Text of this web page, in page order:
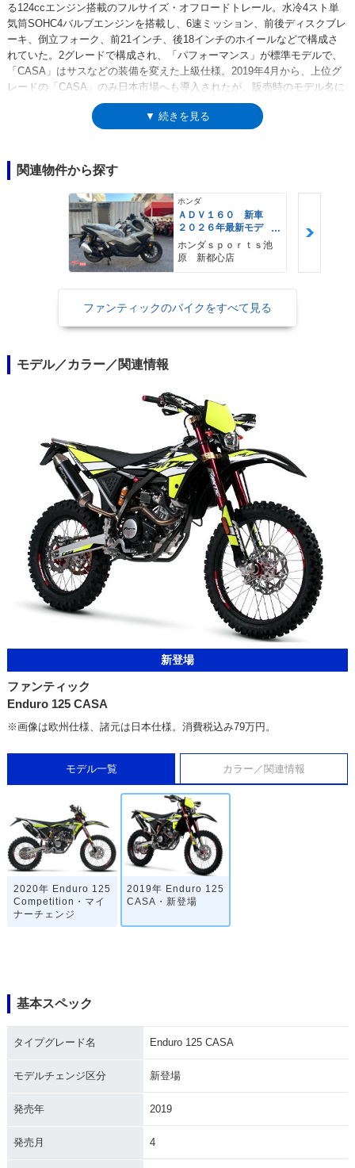
る124ccエンジン搭載のフルサイズ・オフロードトレール。水冷4スト単
気筒SOHC4バルブエンジンを搭載し、6速ミッション、前後ディスクブレ
ーキ、倒立フォーク、前21インチ、後18インチのホイールなどで構成さ
れていた。2グレードで構成され、「パフォーマンス」が標準モデルで、
「CASA」はサスなどの装備を変えた上級仕様。2019年4月から、上位グ
レードの「CASA」のみ日本市場へも導入されたが、販売時のモデル名に
CASAは付かず、単に「エンデューロ125」となっていた。また、2020年
モデルからは、「CASA」の名称が「コンペティション」に変更されると
▼ 続きを見る
関連物件から探す
ホンダ
ＡＤＶ１６０ 新車
２０２６年最新モデ
ル パールスモーキー
グレー スマートキ
ー ２９Ｌメットイ
ホンダｓｐｏｒｔｓ池
原 新都心店
ファンティックのバイクをすべて見る
モデル／カラー／関連情報
新登場
ファンティック
Enduro 125 CASA
※画像は欧州仕様、諸元は日本仕様。消費税込み79万円。
モデル一覧 カラー／関連情報
2020年 Enduro 125
Competition・マイ
ナーチェンジ
2019年 Enduro 125
CASA・新登場
基本スペック
タイプグレード名 Enduro 125 CASA
モデルチェンジ区分 新登場
発売年 2019
発売月 4